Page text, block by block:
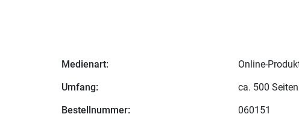
Medienart:
Online-
Umfang:
ca. 500 Seiten
Bestellnummer:
060151